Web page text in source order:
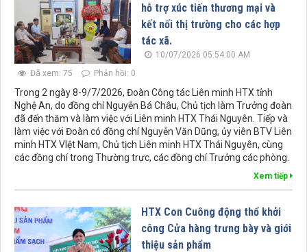
hỗ trợ xúc tiến thương mại và
kết nối thị trường cho các hợp
tác xã.
10/07/2026 05:54:00 AM
Đã xem: 75
Phản hồi: 0
Trong 2 ngày 8-9/7/2026, Đoàn Công tác Liên minh HTX tỉnh
Nghệ An, do đồng chí Nguyễn Bá Châu, Chủ tịch làm Trưởng đoàn
đã đến thăm và làm việc với Liên minh HTX Thái Nguyên. Tiếp và
làm việc với Đoàn có đồng chí Nguyễn Văn Dũng, ủy viên BTV Liên
minh HTX VIệt Nam, Chủ tịch Liên minh HTX Thái Nguyên, cùng
các đồng chí trong Thường trực, các đồng chí Trưởng các phòng.
Xem tiếp
HTX Con Cuông động thổ khởi
công Cửa hàng trưng bày và giới
thiệu sản phẩm